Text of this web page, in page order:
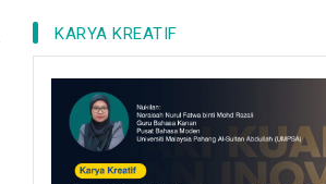
KARYA KREATIF